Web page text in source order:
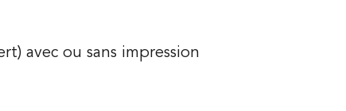
avec ou sans impression